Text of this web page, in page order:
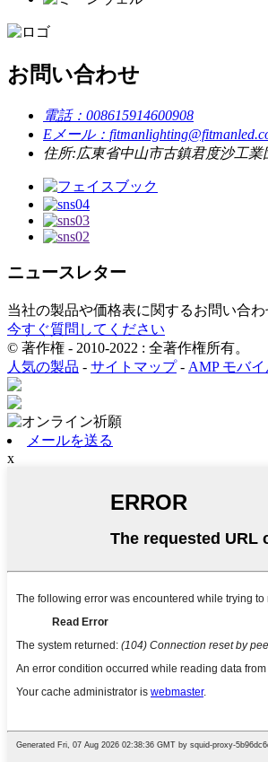
お問い合わせ
電話： 008615914600908
Eメール：
住所:広東省中山市古鎮君度沙工業
ニュースレター
当社の製品や価格表に関するお問い合
今すぐ質問してください
© 著作権 - 2010-2022 : 全著作権所有。
人気の製品 - サイトマップ- AMP モバ
メールを送る
x